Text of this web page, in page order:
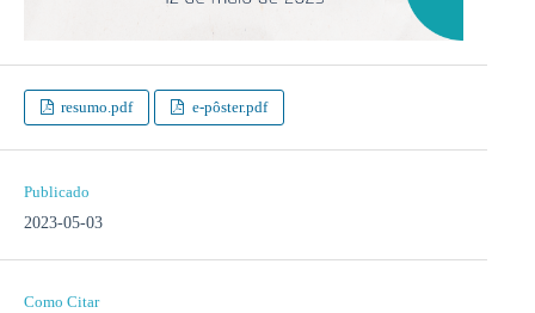
resumo.pdf e-pôster.pdf
Publicado
2023-05-03
Como Citar